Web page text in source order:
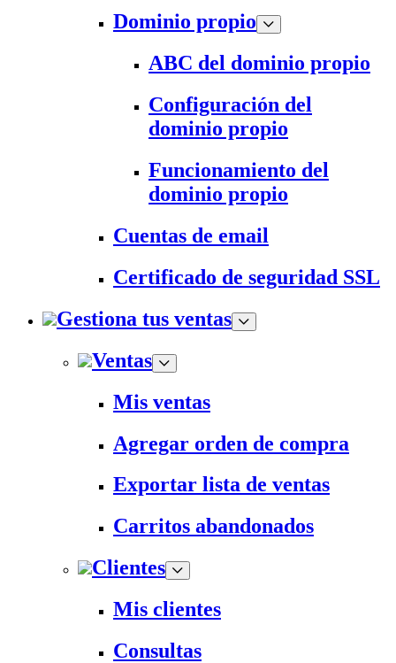
Dominio propio
ABC del dominio propio
Configuración del
dominio propio
Funcionamiento del
dominio propio
Cuentas de email
Certificado de seguridad SSL
Gestiona tus ventas
Ventas
Mis ventas
Agregar orden de compra
Exportar lista de ventas
Carritos abandonados
Clientes
Mis clientes
Consultas